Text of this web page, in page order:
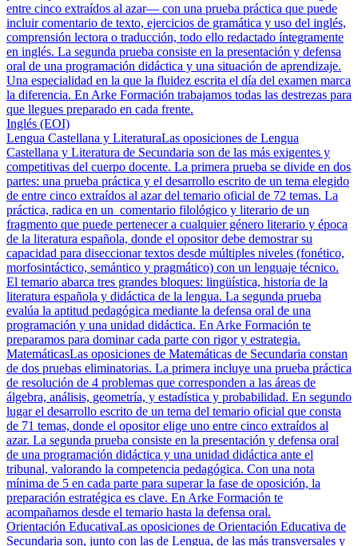
entre cinco extraídos al azar— con una prueba práctica que puede
incluir comentario de texto, ejercicios de gramática y uso del inglés,
comprensión lectora o traducción, todo ello redactado íntegramente
en inglés. La segunda prueba consiste en la presentación y defensa
oral de una programación didáctica y una situación de aprendizaje.
Una especialidad en la que la fluidez escrita el día del examen marca
la diferencia. En Arke Formación trabajamos todas las destrezas para
que llegues preparado en cada frente.
Inglés (EOI)
Lengua Castellana y LiteraturaLas oposiciones de Lengua
Castellana y Literatura de Secundaria son de las más exigentes y
competitivas del cuerpo docente. La primera prueba se divide en dos
partes: una prueba práctica y el desarrollo escrito de un tema elegido
de entre cinco extraídos al azar del temario oficial de 72 temas. La
práctica, radica en un comentario filológico y literario de un
fragmento que puede pertenecer a cualquier género literario y época
de la literatura española, donde el opositor debe demostrar su
capacidad para diseccionar textos desde múltiples niveles (fonético,
morfosintáctico, semántico y pragmático) con un lenguaje técnico.
El temario abarca tres grandes bloques: lingüística, historia de la
literatura española y didáctica de la lengua. La segunda prueba
evalúa la aptitud pedagógica mediante la defensa oral de una
programación y una unidad didáctica. En Arke Formación te
preparamos para dominar cada parte con rigor y estrategia.
MatemáticasLas oposiciones de Matemáticas de Secundaria constan
de dos pruebas eliminatorias. La primera incluye una prueba práctica
de resolución de 4 problemas que corresponden a las áreas de
álgebra, análisis, geometría, y estadística y probabilidad. En segundo
lugar el desarrollo escrito de un tema del temario oficial que consta
de 71 temas, donde el opositor elige uno entre cinco extraídos al
azar. La segunda prueba consiste en la presentación y defensa oral
de una programación didáctica y una unidad didáctica ante el
tribunal, valorando la competencia pedagógica. Con una nota
mínima de 5 en cada parte para superar la fase de oposición, la
preparación estratégica es clave. En Arke Formación te
acompañamos desde el temario hasta la defensa oral.
Orientación EducativaLas oposiciones de Orientación Educativa de
Secundaria son, junto con las de Lengua, de las más transversales y